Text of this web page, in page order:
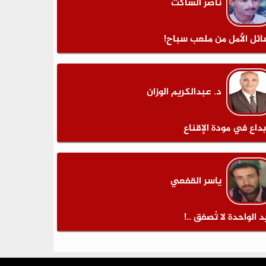
الأمل من ملعب سباح!
د. عبدالكريم الوزان
في مودة الإقناع
ياسر القفعي
الواحدة لا تُصفق ..!